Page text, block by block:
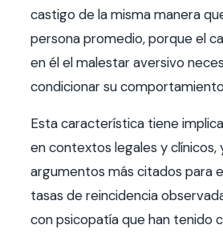
castigo de la misma manera
persona promedio, porque el
en él el malestar aversivo
condicionar su
Esta característica tiene
en contextos legales y clínicos,
argumentos más citados para
tasas de reincidencia
con psicopatía que han tenido